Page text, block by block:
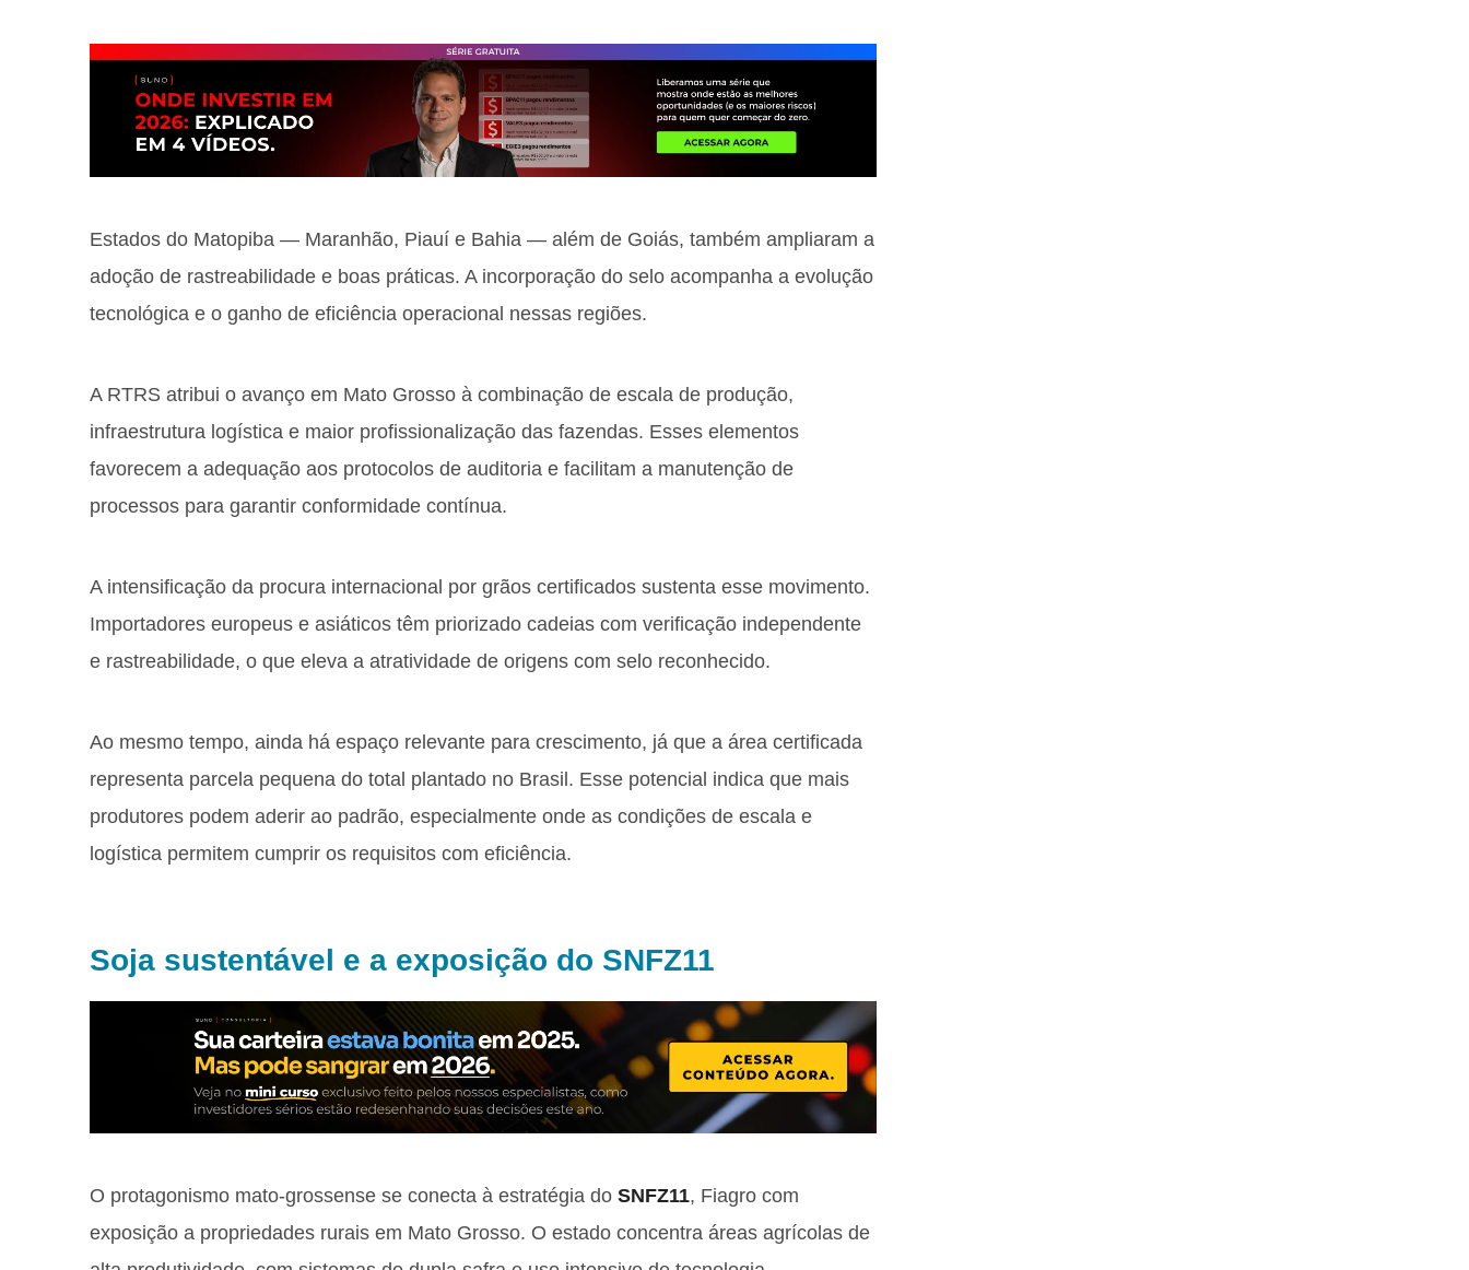
Estados do Matopiba — Maranhão, Piauí e Bahia — além de Goiás, também ampliaram a
adoção de rastreabilidade e boas práticas. A incorporação do selo acompanha a evolução
tecnológica e o ganho de eficiência operacional nessas regiões.
A RTRS atribui o avanço em Mato Grosso à combinação de escala de produção,
infraestrutura logística e maior profissionalização das fazendas. Esses elementos
favorecem a adequação aos protocolos de auditoria e facilitam a manutenção de
processos para garantir conformidade contínua.
A intensificação da procura internacional por grãos certificados sustenta esse movimento.
Importadores europeus e asiáticos têm priorizado cadeias com verificação independente
e rastreabilidade, o que eleva a atratividade de origens com selo reconhecido.
Ao mesmo tempo, ainda há espaço relevante para crescimento, já que a área certificada
representa parcela pequena do total plantado no Brasil. Esse potencial indica que mais
produtores podem aderir ao padrão, especialmente onde as condições de escala e
logística permitem cumprir os requisitos com eficiência.
Soja sustentável e a exposição do SNFZ11
O protagonismo mato-grossense se conecta à estratégia do SNFZ11, Fiagro com
exposição a propriedades rurais em Mato Grosso. O estado concentra áreas agrícolas de